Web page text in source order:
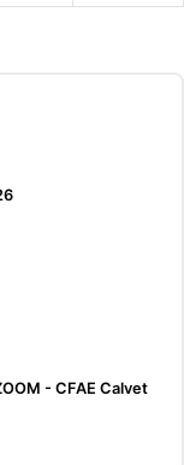
- CFAE Calvet